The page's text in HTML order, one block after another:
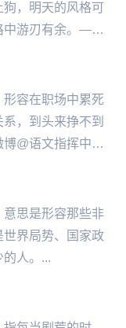
，明天的风格可
中游刃有余。——
容在职场中累死
，到头来挣不到
@语文指挥中
思是形容那些非
界局势、国家政
人。...